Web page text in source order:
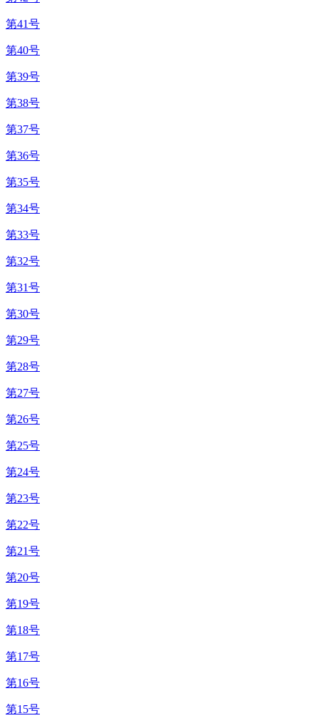
第41号
第40号
第39号
第38号
第37号
第36号
第35号
第34号
第33号
第32号
第31号
第30号
第29号
第28号
第27号
第26号
第25号
第24号
第23号
第22号
第21号
第20号
第19号
第18号
第17号
第16号
第15号